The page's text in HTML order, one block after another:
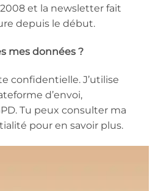
et la newsletter fait
depuis le début.
mes données ?
confidentielle. J’utilise
d’envoi,
Tu peux consulter ma
pour en savoir plus.